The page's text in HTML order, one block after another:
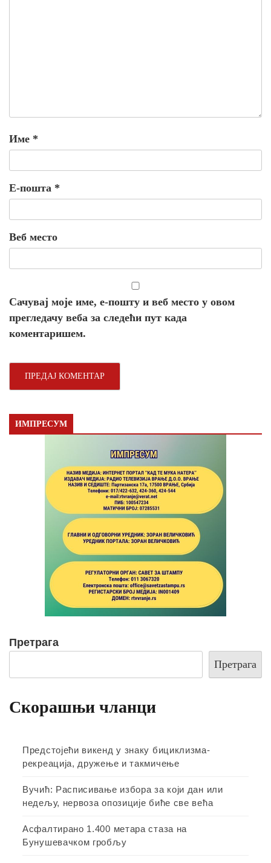
Име *
Е-пошта *
Веб место
Сачувај моје име, е-пошту и веб место у овом
прегледачу веба за следећи пут када
коментаришем.
ИМПРЕСУМ
Претрага
Претрага
Скорашњи чланци
Предстојећи викенд у знаку бициклизма-
рекреација, дружење и такмичење
Вучић: Расписивање избора за који дан или
недељу, нервоза опозиције биће све већа
Асфалтирано 1.400 метара стаза на
Бунушевачком гробљу